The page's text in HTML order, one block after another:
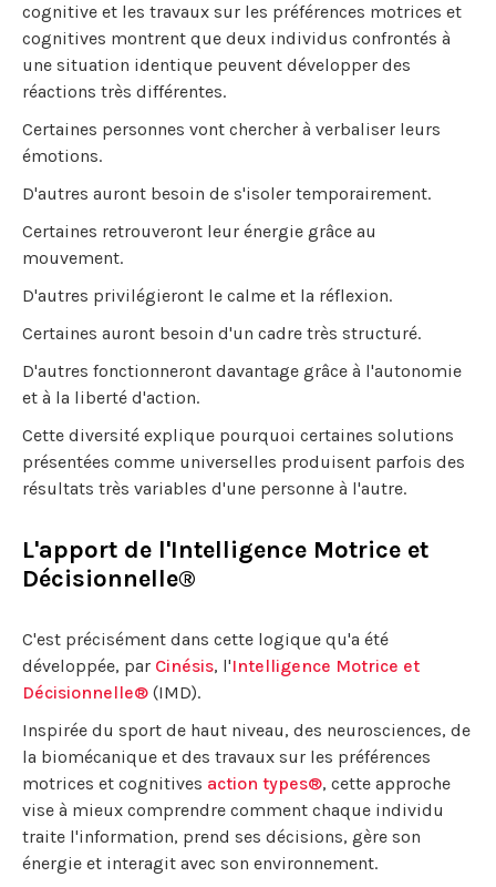
cognitive et les travaux sur les préférences motrices et
cognitives montrent que deux individus confrontés à
une situation identique peuvent développer des
réactions très différentes.
Certaines personnes vont chercher à verbaliser leurs
émotions.
D'autres auront besoin de s'isoler temporairement.
Certaines retrouveront leur énergie grâce au
mouvement.
D'autres privilégieront le calme et la réflexion.
Certaines auront besoin d'un cadre très structuré.
D'autres fonctionneront davantage grâce à l'autonomie
et à la liberté d'action.
Cette diversité explique pourquoi certaines solutions
présentées comme universelles produisent parfois des
résultats très variables d'une personne à l'autre.
L'apport de l'Intelligence Motrice et
Décisionnelle®
C'est précisément dans cette logique qu'a été
développée, par Cinésis, l'Intelligence Motrice et
Décisionnelle® (IMD).
Inspirée du sport de haut niveau, des neurosciences, de
la biomécanique et des travaux sur les préférences
motrices et cognitives action types®, cette approche
vise à mieux comprendre comment chaque individu
traite l'information, prend ses décisions, gère son
énergie et interagit avec son environnement.